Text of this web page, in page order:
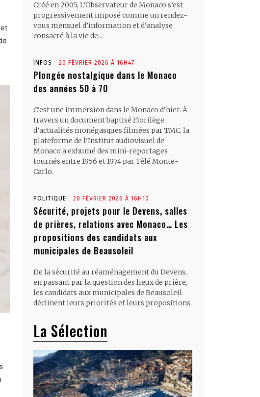
Créé en 2005, L’Observateur de Monaco s’est
progressivement imposé comme un rendez-
vous mensuel d’information et d’analyse
consacré à la vie de...
INFOS 20 FÉVRIER 2026 À 16H47
Plongée nostalgique dans le Monaco
des années 50 à 70
C’est une immersion dans le Monaco d’hier. À
travers un document baptisé Florilège
d’actualités monégasques filmées par TMC, la
plateforme de l’Institut audiovisuel de
Monaco a exhumé des mini-reportages
tournés entre 1956 et 1974 par Télé Monte-
Carlo.
POLITIQUE 20 FÉVRIER 2026 À 16H10
Sécurité, projets pour le Devens, salles
de prières, relations avec Monaco… Les
propositions des candidats aux
municipales de Beausoleil
De la sécurité au réaménagement du Devens,
en passant par la question des lieux de prière,
les candidats aux municipales de Beausoleil
déclinent leurs priorités et leurs propositions.
La Sélection